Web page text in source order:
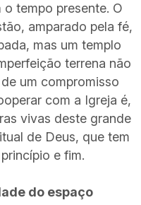
tempo presente. O
amparado pela fé,
mas um templo
terrena não
um compromisso
com a Igreja é,
vivas deste grande
de Deus, que tem
e fim.
do espaço